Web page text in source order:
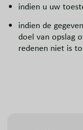
indien u uw
indien de
doel van opslag
redenen niet is